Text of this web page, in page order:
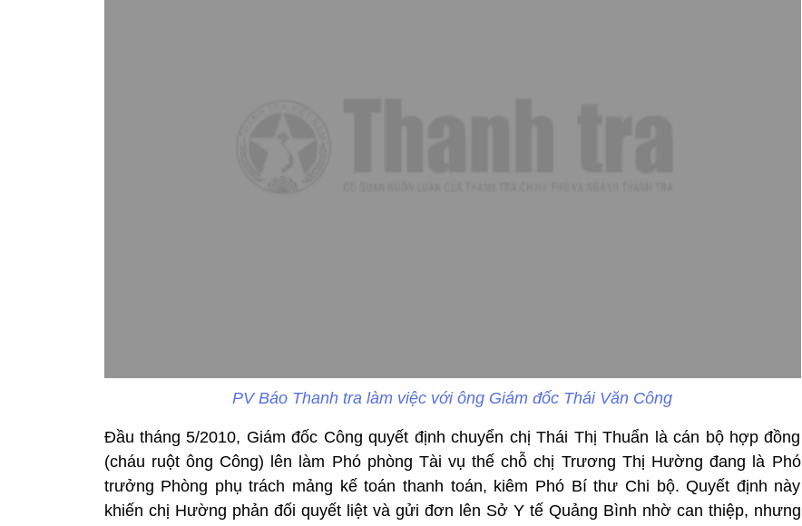
PV Báo Thanh tra làm việc với ông Giám đốc Thái Văn Công
Đầu tháng 5/2010, Giám đốc Công quyết định chuyển chị Thái Thị Thuẩn là cán bộ hợp đồng
(cháu ruột ông Công) lên làm Phó phòng Tài vụ thế chỗ chị Trương Thị Hường đang là Phó
trưởng Phòng phụ trách mảng kế toán thanh toán, kiêm Phó Bí thư Chi bộ. Quyết định này
khiến chị Hường phản đối quyết liệt và gửi đơn lên Sở Y tế Quảng Bình nhờ can thiệp, nhưng